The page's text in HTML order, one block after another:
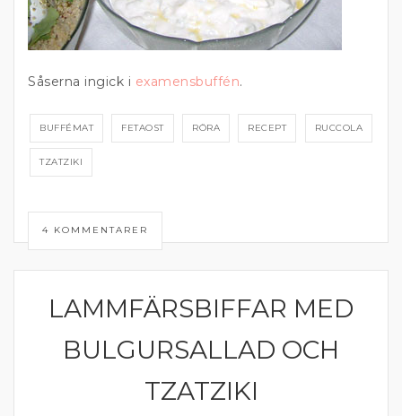
Såserna ingick i examensbuffén.
BUFFÉMAT FETAOST RÖRA RECEPT RUCCOLA
TZATZIKI
4 KOMMENTARER
FÄRS
LAMMFÄRSBIFFAR MED
BULGURSALLAD OCH
TZATZIKI